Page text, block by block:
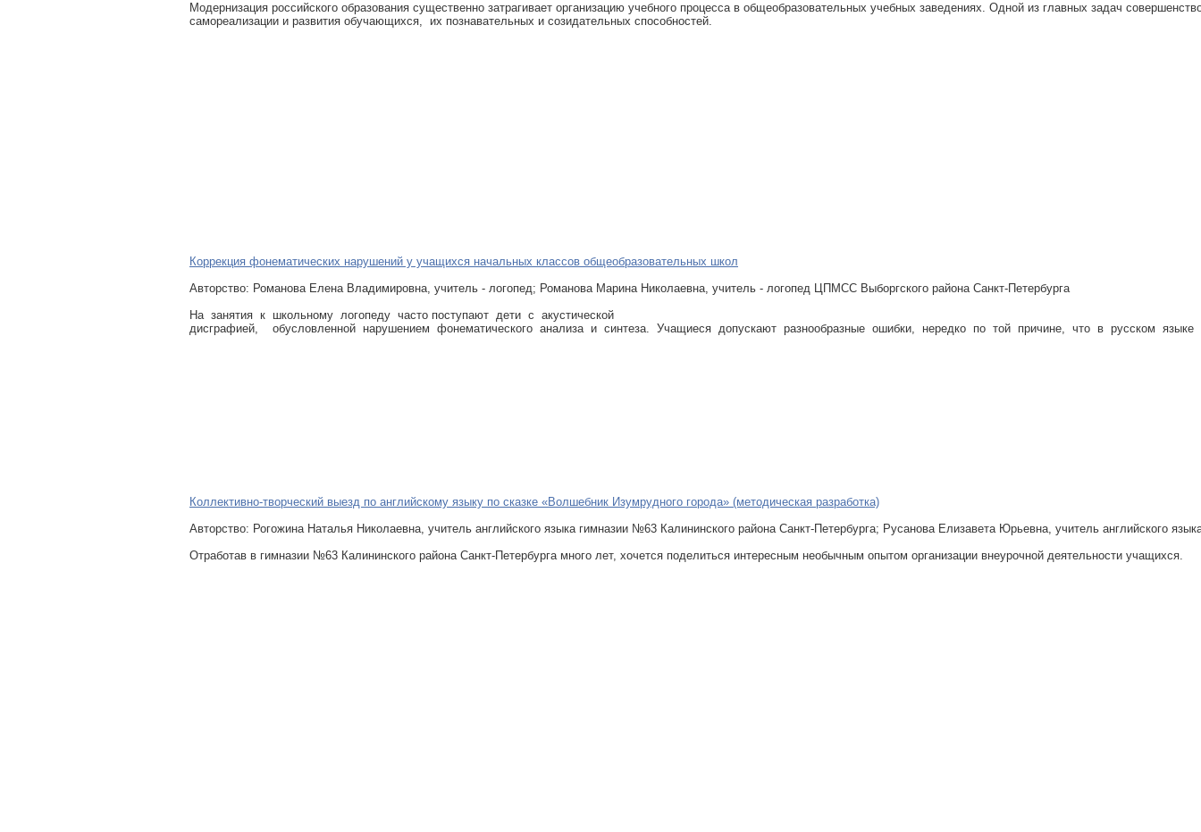
Модернизация российского образования существенно затрагивает организацию учебного процесса в общеобразовательных учебных заведениях. Одной из главных задач
самореализации и развития обучающихся, их познавательных и созидательных способностей.
Коррекция фонематических нарушений у учащихся начальных классов общеобразовательных школ
Авторcтво: Романова Елена Владимировна, учитель - логопед; Романова Марина Николаевна, учитель - логопед ЦПМСС Выборгского района Санкт-Петербурга
На занятия к школьному логопеду часто поступают дети с акустической
дисграфией, обусловленной нарушением фонематического анализа и синтеза. Учащиеся допускают разнообразные ошибки, нередко по той причине, что в русском
Коллективно-творческий выезд по английскому языку по сказке «Волшебник Изумрудного города» (методическая разработка)
Авторcтво: Рогожина Наталья Николаевна, учитель английского языка гимназии №63 Калининского района Санкт-Петербурга; Русанова Елизавета Юрьевна, учитель английского
Отработав в гимназии №63 Калининского района Санкт-Петербурга много лет, хочется поделиться интересным необычным опытом организации внеурочной деятельности учащихся.